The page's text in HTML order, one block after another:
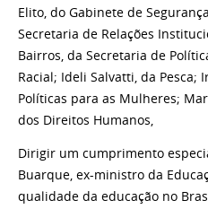
Elito, do Gabinete de
Secretaria de Relações
Bairros, da Secretaria de
Racial; Ideli Salvatti, da Pesca;
Políticas para as Mulheres;
dos Direitos Humanos,
Dirigir um cumprimento
Buarque, ex-ministro da
qualidade da educação no